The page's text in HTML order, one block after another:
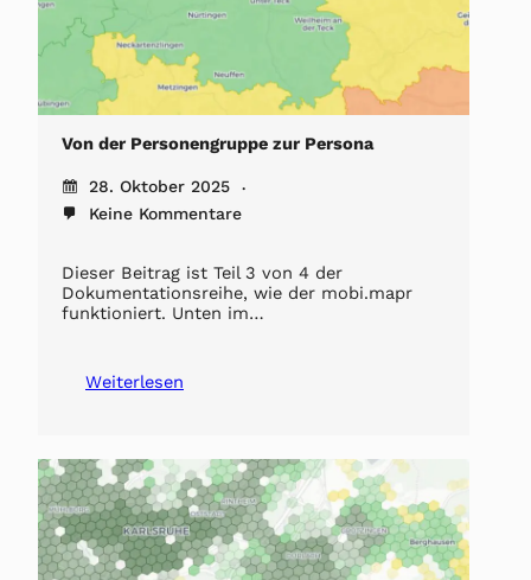
Von der Personengruppe zur Persona
28. Oktober 2025
Keine Kommentare
Dieser Beitrag ist Teil 3 von 4 der
Dokumentationsreihe, wie der mobi.mapr
funktioniert. Unten im…
Weiterlesen